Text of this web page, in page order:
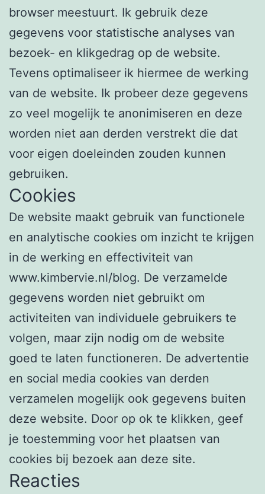
browser meestuurt. Ik gebruik deze
gegevens voor statistische analyses van
bezoek- en klikgedrag op de website.
Tevens optimaliseer ik hiermee de werking
van de website. Ik probeer deze gegevens
zo veel mogelijk te anonimiseren en deze
worden niet aan derden verstrekt die dat
voor eigen doeleinden zouden kunnen
gebruiken.
Cookies
De website maakt gebruik van functionele
en analytische cookies om inzicht te krijgen
in de werking en effectiviteit van
www.kimbervie.nl/blog. De verzamelde
gegevens worden niet gebruikt om
activiteiten van individuele gebruikers te
volgen, maar zijn nodig om de website
goed te laten functioneren. De advertentie
en social media cookies van derden
verzamelen mogelijk ook gegevens buiten
deze website. Door op ok te klikken, geef
je toestemming voor het plaatsen van
cookies bij bezoek aan deze site.
Reacties